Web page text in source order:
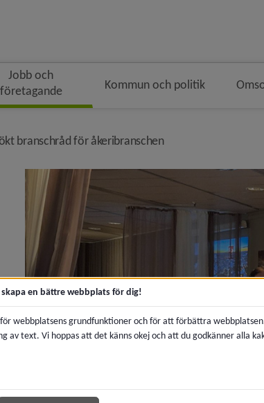
Jobb och
företagande
Kommun och politik
branschråd för åkeribranschennivå i
råd om beredskap)
tillväxt i Umeå)
för åkeribranschen)
Umeåföretag i fokus –
en bättre webbplats för dig!
för webbplatsens grundfunktioner och för att förbättra
av text. Vi hoppas att det känns okej och att du godkänner alla